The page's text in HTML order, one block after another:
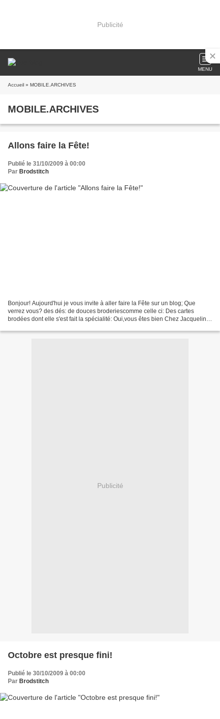
Publicité
MENU
Accueil » MOBILE.ARCHIVES
MOBILE.ARCHIVES
Allons faire la Fête!
Publié le 31/10/2009 à 00:00
Par Brodstitch
Bonjour! Aujourd'hui je vous invite à aller faire la Fête sur un blog; Que
verrez vous? des dés: de douces broderiescomme celle ci: Des cartes
brodées dont elle s'est fait la spécialité: Oui,vous êtes bien Chez Jacqueline!
Publicité
Octobre est presque fini!
Publié le 30/10/2009 à 00:00
Par Brodstitch